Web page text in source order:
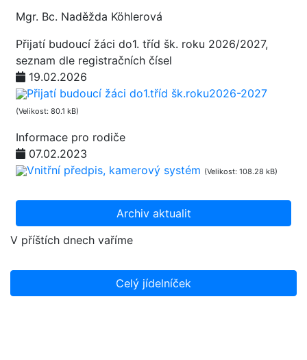
Mgr. Bc. Naděžda Köhlerová
Přijatí budoucí žáci do1. tříd šk. roku 2026/2027,
seznam dle registračních čísel
19.02.2026
Přijatí budoucí žáci do1.tříd šk.roku2026-2027
(Velikost: 80.1 kB)
Informace pro rodiče
07.02.2023
Vnitřní předpis, kamerový systém (Velikost: 108.28 kB)
Archiv aktualit
V příštích dnech vaříme
Celý jídelníček